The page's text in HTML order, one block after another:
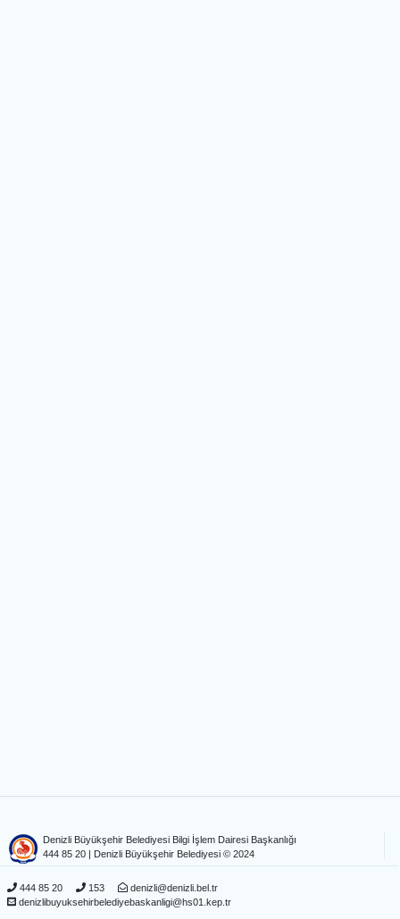
Denizli Büyükşehir Belediyesi Bilgi İşlem Dairesi Başkanlığı
444 85 20 | Denizli Büyükşehir Belediyesi © 2024
444 85 20 153
denizli@denizli.bel.tr
denizlibuyuksehirbelediyebaskanligi@hs01.kep.tr